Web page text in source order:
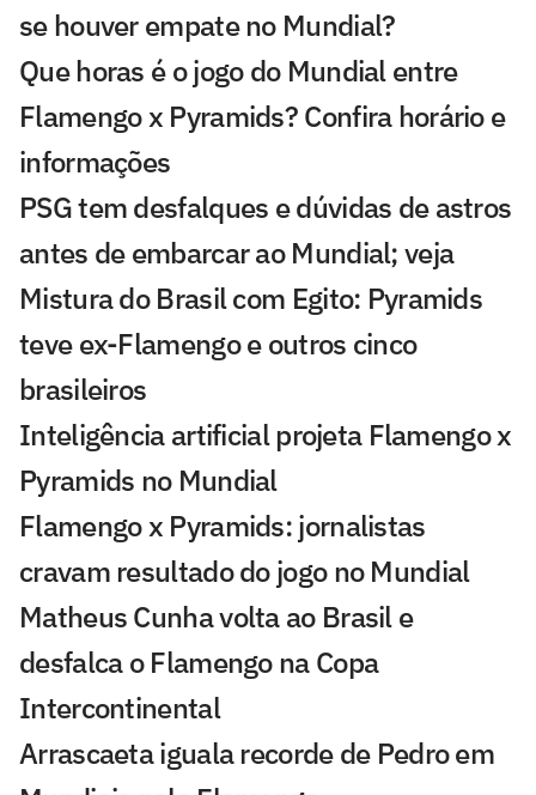
se houver empate no Mundial?
Que horas é o jogo do Mundial entre
Flamengo x Pyramids? Confira horário e
informações
PSG tem desfalques e dúvidas de astros
antes de embarcar ao Mundial; veja
Mistura do Brasil com Egito: Pyramids
teve ex-Flamengo e outros cinco
brasileiros
Inteligência artificial projeta Flamengo x
Pyramids no Mundial
Flamengo x Pyramids: jornalistas
cravam resultado do jogo no Mundial
Matheus Cunha volta ao Brasil e
desfalca o Flamengo na Copa
Intercontinental
Arrascaeta iguala recorde de Pedro em